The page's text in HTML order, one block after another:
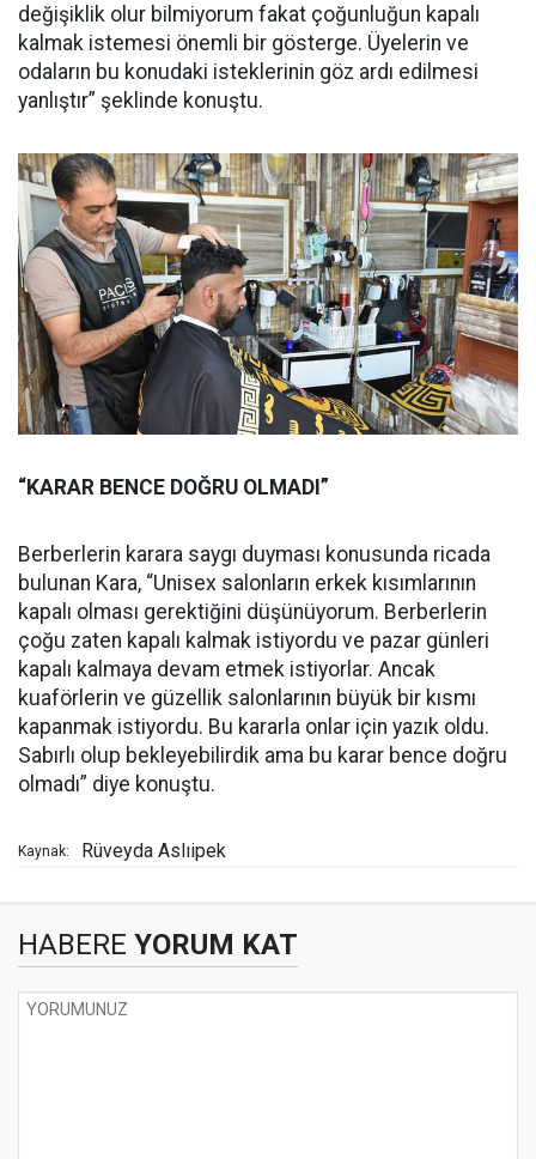
değişiklik olur bilmiyorum fakat çoğunluğun kapalı
kalmak istemesi önemli bir gösterge. Üyelerin ve
odaların bu konudaki isteklerinin göz ardı edilmesi
yanlıştır” şeklinde konuştu.
“KARAR BENCE DOĞRU OLMADI”
Berberlerin karara saygı duyması konusunda ricada
bulunan Kara, “Unisex salonların erkek kısımlarının
kapalı olması gerektiğini düşünüyorum. Berberlerin
çoğu zaten kapalı kalmak istiyordu ve pazar günleri
kapalı kalmaya devam etmek istiyorlar. Ancak
kuaförlerin ve güzellik salonlarının büyük bir kısmı
kapanmak istiyordu. Bu kararla onlar için yazık oldu.
Sabırlı olup bekleyebilirdik ama bu karar bence doğru
olmadı” diye konuştu.
Kaynak: Rüveyda Aslıipek
HABERE YORUM KAT